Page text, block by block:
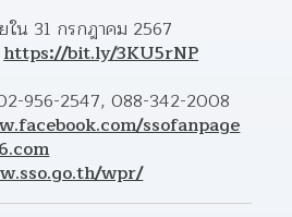
น 31 กรกฎาคม 2567
https://bit.ly/3KU5rNP
956-2547, 088-342-2008
ssofanpage
wpr/